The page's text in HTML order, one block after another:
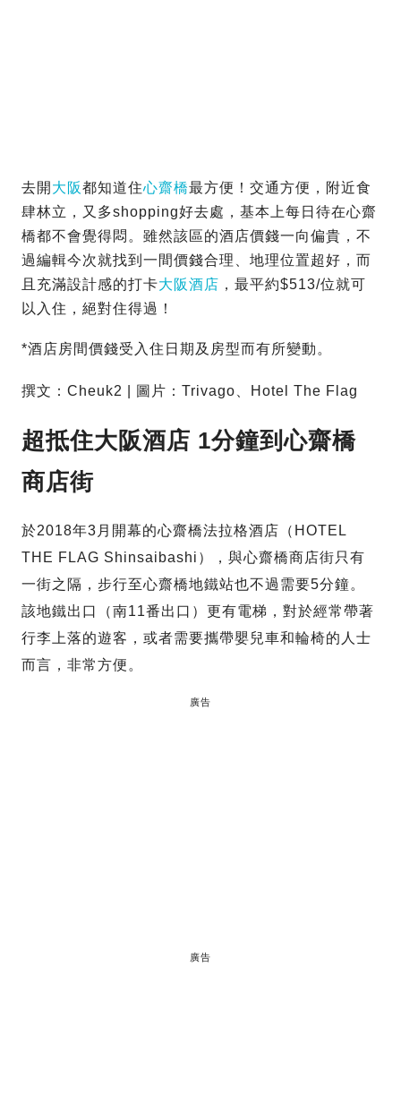
去開 大阪都知道住心齋橋最方便！交通方便，附近食
肆林立，又多shopping好去處，基本上每日待在心齋
橋都不會覺得悶。雖然該區的酒店價錢一向偏貴，不
過編輯今次就找到一間價錢合理、地理位置超好，而
且充滿設計感的打卡大阪酒店 ，最平約$513/位就可
以入住，絕對住得過！
*酒店房間價錢受入住日期及房型而有所變動。
撰文：Cheuk2 | 圖片：Trivago、Hotel The Flag
超抵住大阪酒店 1分鐘到心齋橋
商店街
於2018年3月開幕的心齋橋法拉格酒店（HOTEL
THE FLAG Shinsaibashi），與心齋橋商店街只有
一街之隔，步行至心齋橋地鐵站也不過需要5分鐘。
該地鐵出口（南11番出口）更有電梯，對於經常帶著
行李上落的遊客，或者需要攜帶嬰兒車和輪椅的人士
而言，非常方便。
廣告
廣告